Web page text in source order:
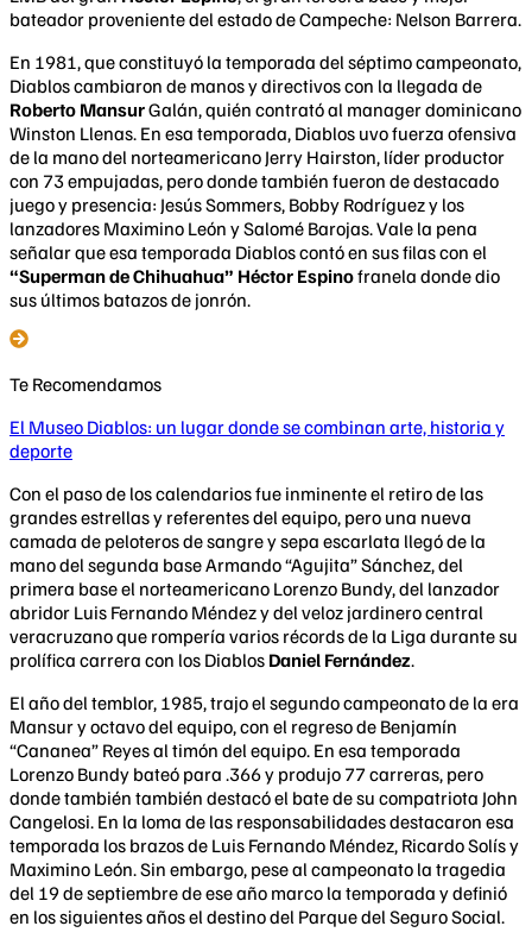
bateador proveniente del estado de Campeche: Nelson Barrera.
En 1981, que constituyó la temporada del séptimo campeonato,
Diablos cambiaron de manos y directivos con la llegada de
Roberto MansurGalán, quién contrató al manager dominicano
Winston Llenas. En esa temporada, Diablos uvo fuerza ofensiva
de la mano del norteamericano Jerry Hairston, líder productor
con 73 empujadas, pero donde también fueron de destacado
juego y presencia: Jesús Sommers, Bobby Rodríguez y los
lanzadores Maximino León y Salomé Barojas. Vale la pena
señalar que esa temporada Diablos contó en sus filas con el
“Superman de Chihuahua” Héctor Espinofranela donde dio
sus últimos batazos de jonrón.
Te Recomendamos
El Museo Diablos: un lugar donde se combinan arte, historia y
deporte
Con el paso de los calendarios fue inminente el retiro de las
grandes estrellas y referentes del equipo, pero una nueva
camada de peloteros de sangre y sepa escarlata llegó de la
mano del segunda base Armando “Agujita” Sánchez, del
primera base el norteamericano Lorenzo Bundy, del lanzador
abridor Luis Fernando Méndez y del veloz jardinero central
veracruzano que rompería varios récords de la Liga durante su
prolífica carrera con los Diablos Daniel Fernández.
El año del temblor, 1985, trajo el segundo campeonato de la era
Mansur y octavo del equipo, con el regreso de Benjamín
“Cananea” Reyes al timón del equipo. En esa temporada
Lorenzo Bundy bateó para .366 y produjo 77 carreras, pero
donde también también destacó el bate de su compatriota John
Cangelosi. En la loma de las responsabilidades destacaron esa
temporada los brazos de Luis Fernando Méndez, Ricardo Solís y
Maximino León. Sin embargo, pese al campeonato la tragedia
del 19 de septiembre de ese año marco la temporada y definió
en los siguientes años el destino del Parque del Seguro Social.